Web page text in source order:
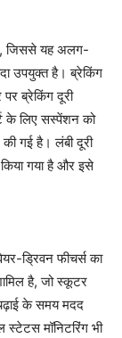
जिससे यह अलग-
उपयुक्त है। ब्रेकिंग
ब्रेकिंग दूरी
के लिए सस्पेंशन को
गई है। लंबी दूरी
गया है और इसे
ड्रिवन फीचर्स का
है, जो स्कूटर
के समय मदद
स्टेटस मॉनिटरिंग भी